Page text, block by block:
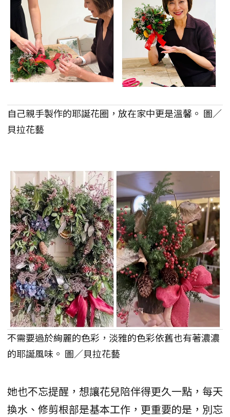
自己親手製作的耶誕花圈，放在家中更是溫馨。 圖／
貝拉花藝
不需要過於絢麗的色彩，淡雅的色彩依舊也有著濃濃
的耶誕風味。 圖／貝拉花藝
她也不忘提醒，想讓花兒陪伴得更久一點，每天
換水、修剪根部是基本工作，更重要的是，別忘